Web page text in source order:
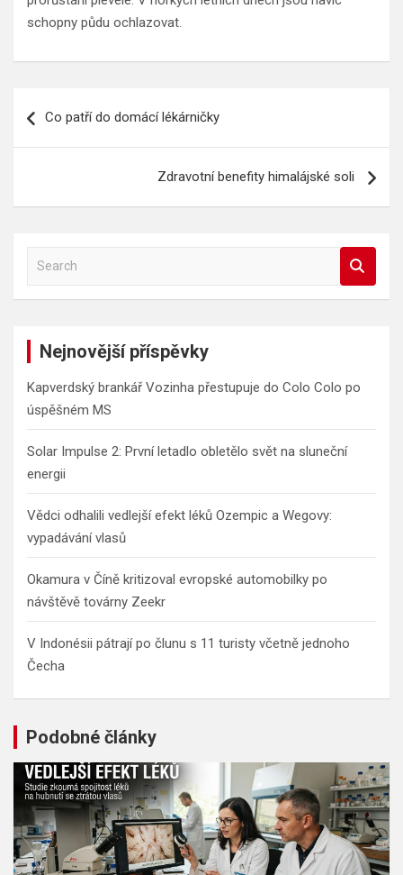
schopny půdu ochlazovat.
proCo patří do domácí lékárničky
Zdravotní benefity himalájské soli
a
Nejnovější příspěvky
Kapverdský brankář Vozinha přestupuje do Colo Colo po
úspěšném MS
Solar Impulse 2: První letadlo obletělo svět na sluneční
energii
Vědci odhalili vedlejší efekt léků Ozempic a Wegovy:
vypadávání vlasů
Okamura v Číně kritizoval evropské automobilky po
návštěvě továrny Zeekr
V Indonésii pátrají po člunu s 11 turisty včetně jednoho
Čecha
Podobné články